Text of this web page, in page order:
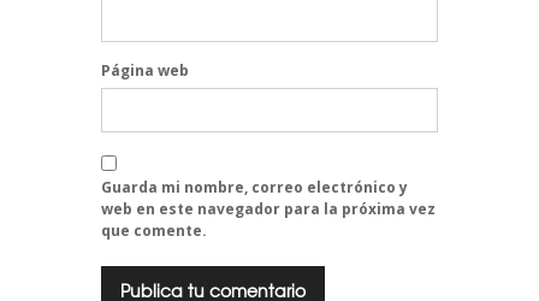
Página web
Guarda mi nombre, correo electrónico y
web en este navegador para la próxima vez
que comente.